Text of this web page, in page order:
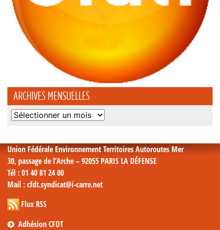
ARCHIVES MENSUELLES
Archives
Union Fédérale Environnement Territoires Autoroutes Mer
30, passage de l’Arche – 92055 PARIS LA DÉFENSE
Tél : 01 40 81 24 00
Mail : cfdt.syndicat@i-carre.net
Flux RSS
Adhésion CFDT